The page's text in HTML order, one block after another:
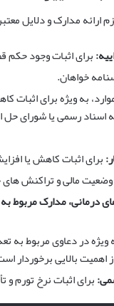
ارائه مدارک و دلایل
برای اثبات وجود
خواهان.
به ویژه برای
رسمی یا شورای حل
برای اثبات کاهش یا
مالی و تراکنش
درمانی، مدارک مربوط
ویژه در دعاوی مربوط
اهمیت بالایی برخوردار
برای اثبات نرخ تورم